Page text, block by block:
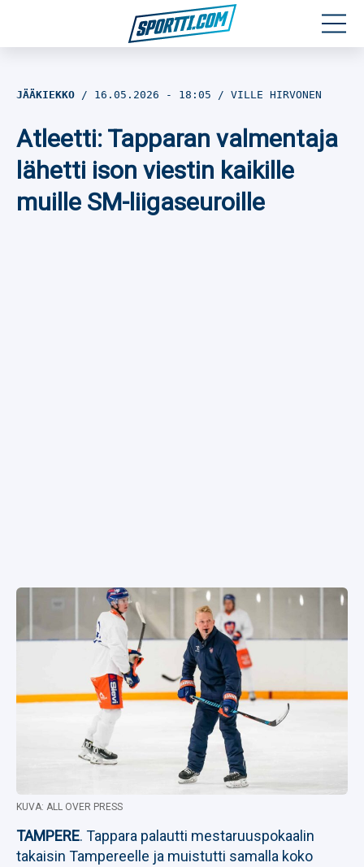
Jalkapallo
Yleisurheilu
JÄÄKIEKKO 16.05.2026 - 18:05 VILLE HIRVONEN
Atleetti: Tapparan valmentaja
lähetti ison viestin kaikille
muille SM-liigaseuroille
KUVA: ALL OVER PRESS
TAMPERE. Tappara palautti mestaruuspokaalin
takaisin Tampereelle ja muistutti samalla koko